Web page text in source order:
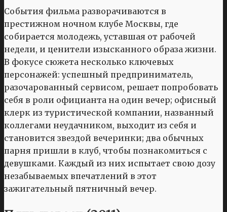
События фильма разворачиваются в
престижном ночном клубе Москвы, где
собирается молодежь, уставшая от рабочей
недели, и ценители изысканного образа жизни.
В фокусе сюжета несколько ключевых
персонажей: успешный предприниматель,
разочарованный сервисом, решает попробовать
себя в роли официанта на один вечер; офисный
клерк из туристической компании, названный
коллегами неудачником, выходит из себя и
становится звездой вечеринки; два обычных
парня пришли в клуб, чтобы познакомиться с
девушками. Каждый из них испытает свою дозу
незабываемых впечатлений в этот
зажигательный пятничный вечер.